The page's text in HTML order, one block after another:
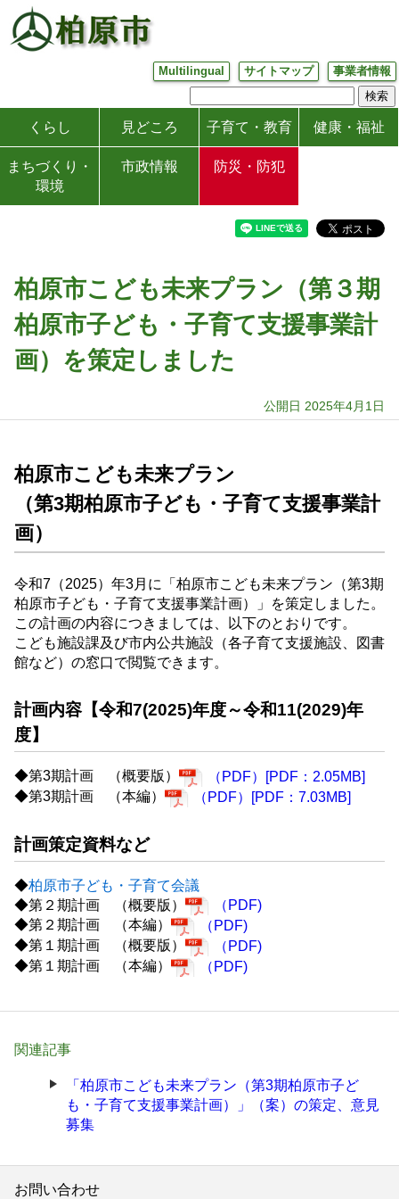
Multilingual サイトマップ 事業者情報
くらし 見どころ 子育て・教育 健康・福祉
まちづくり・
環境
市政情報 防災・防犯
柏原市こども未来プラン（第３期
柏原市子ども・子育て支援事業計
画）を策定しました
公開日 2025年4月1日
柏原市こども未来プラン
（第3期柏原市子ども・子育て支援事業計
画）
令和7（2025）年3月に「柏原市こども未来プラン（第3期
柏原市子ども・子育て支援事業計画）」を策定しました。
この計画の内容につきましては、以下のとおりです。
こども施設課及び市内公共施設（各子育て支援施設、図書
館など）の窓口で閲覧できます。
計画内容【令和7(2025)年度～令和11(2029)年
度】
◆第3期計画 （概要版）
（PDF）[PDF：2.05MB]
◆第3期計画 （本編）
（PDF）[PDF：7.03MB]
計画策定資料など
◆柏原市子ども・子育て会議
◆第２期計画 （概要版）
（PDF)
◆第２期計画 （本編）
（PDF)
◆第１期計画 （概要版）
（PDF)
◆第１期計画 （本編）
（PDF)
関連記事
「柏原市こども未来プラン（第3期柏原市子ど
も・子育て支援事業計画）」（案）の策定、意見
募集
お問い合わせ